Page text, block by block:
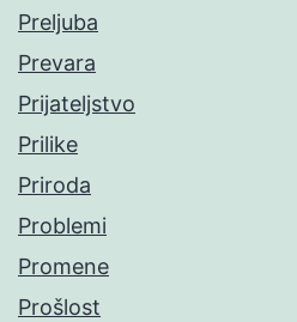
Preljuba
Prevara
Prijateljstvo
Prilike
Priroda
Problemi
Promene
Prošlost